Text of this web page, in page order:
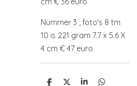
Nummer 3 , foto's 8 tm
10 is 221 gram 7.7 x 5.6 X
4 cm € 47 euro